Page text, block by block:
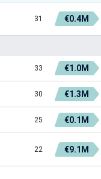
31 €0.4M
33 €1.0M
30 €1.3M
25 €0.1M
22 €9.1M